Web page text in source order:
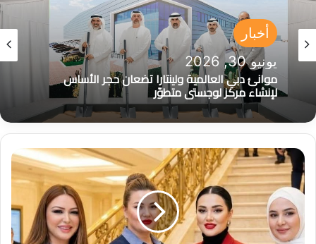
أخبار
يونيو 30, 2026
موانئ دبي العالمية ولينتارا تضعان حجر الأساس
لإنشاء مركز لوجستي متطوّر
ح
ي
ن
ي
ن
ك